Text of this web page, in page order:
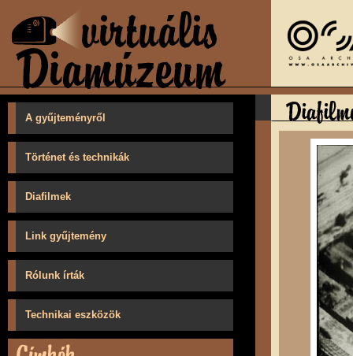
A gyűjteményről
Történet és technikák
Diafilmek
Link gyűjtemény
Rólunk írták
Technikai eszközök